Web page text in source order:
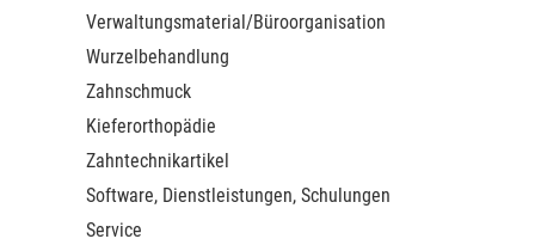
Verwaltungsmaterial/Büroorganisation
Wurzelbehandlung
Zahnschmuck
Kieferorthopädie
Zahntechnikartikel
Software, Dienstleistungen, Schulungen
Service